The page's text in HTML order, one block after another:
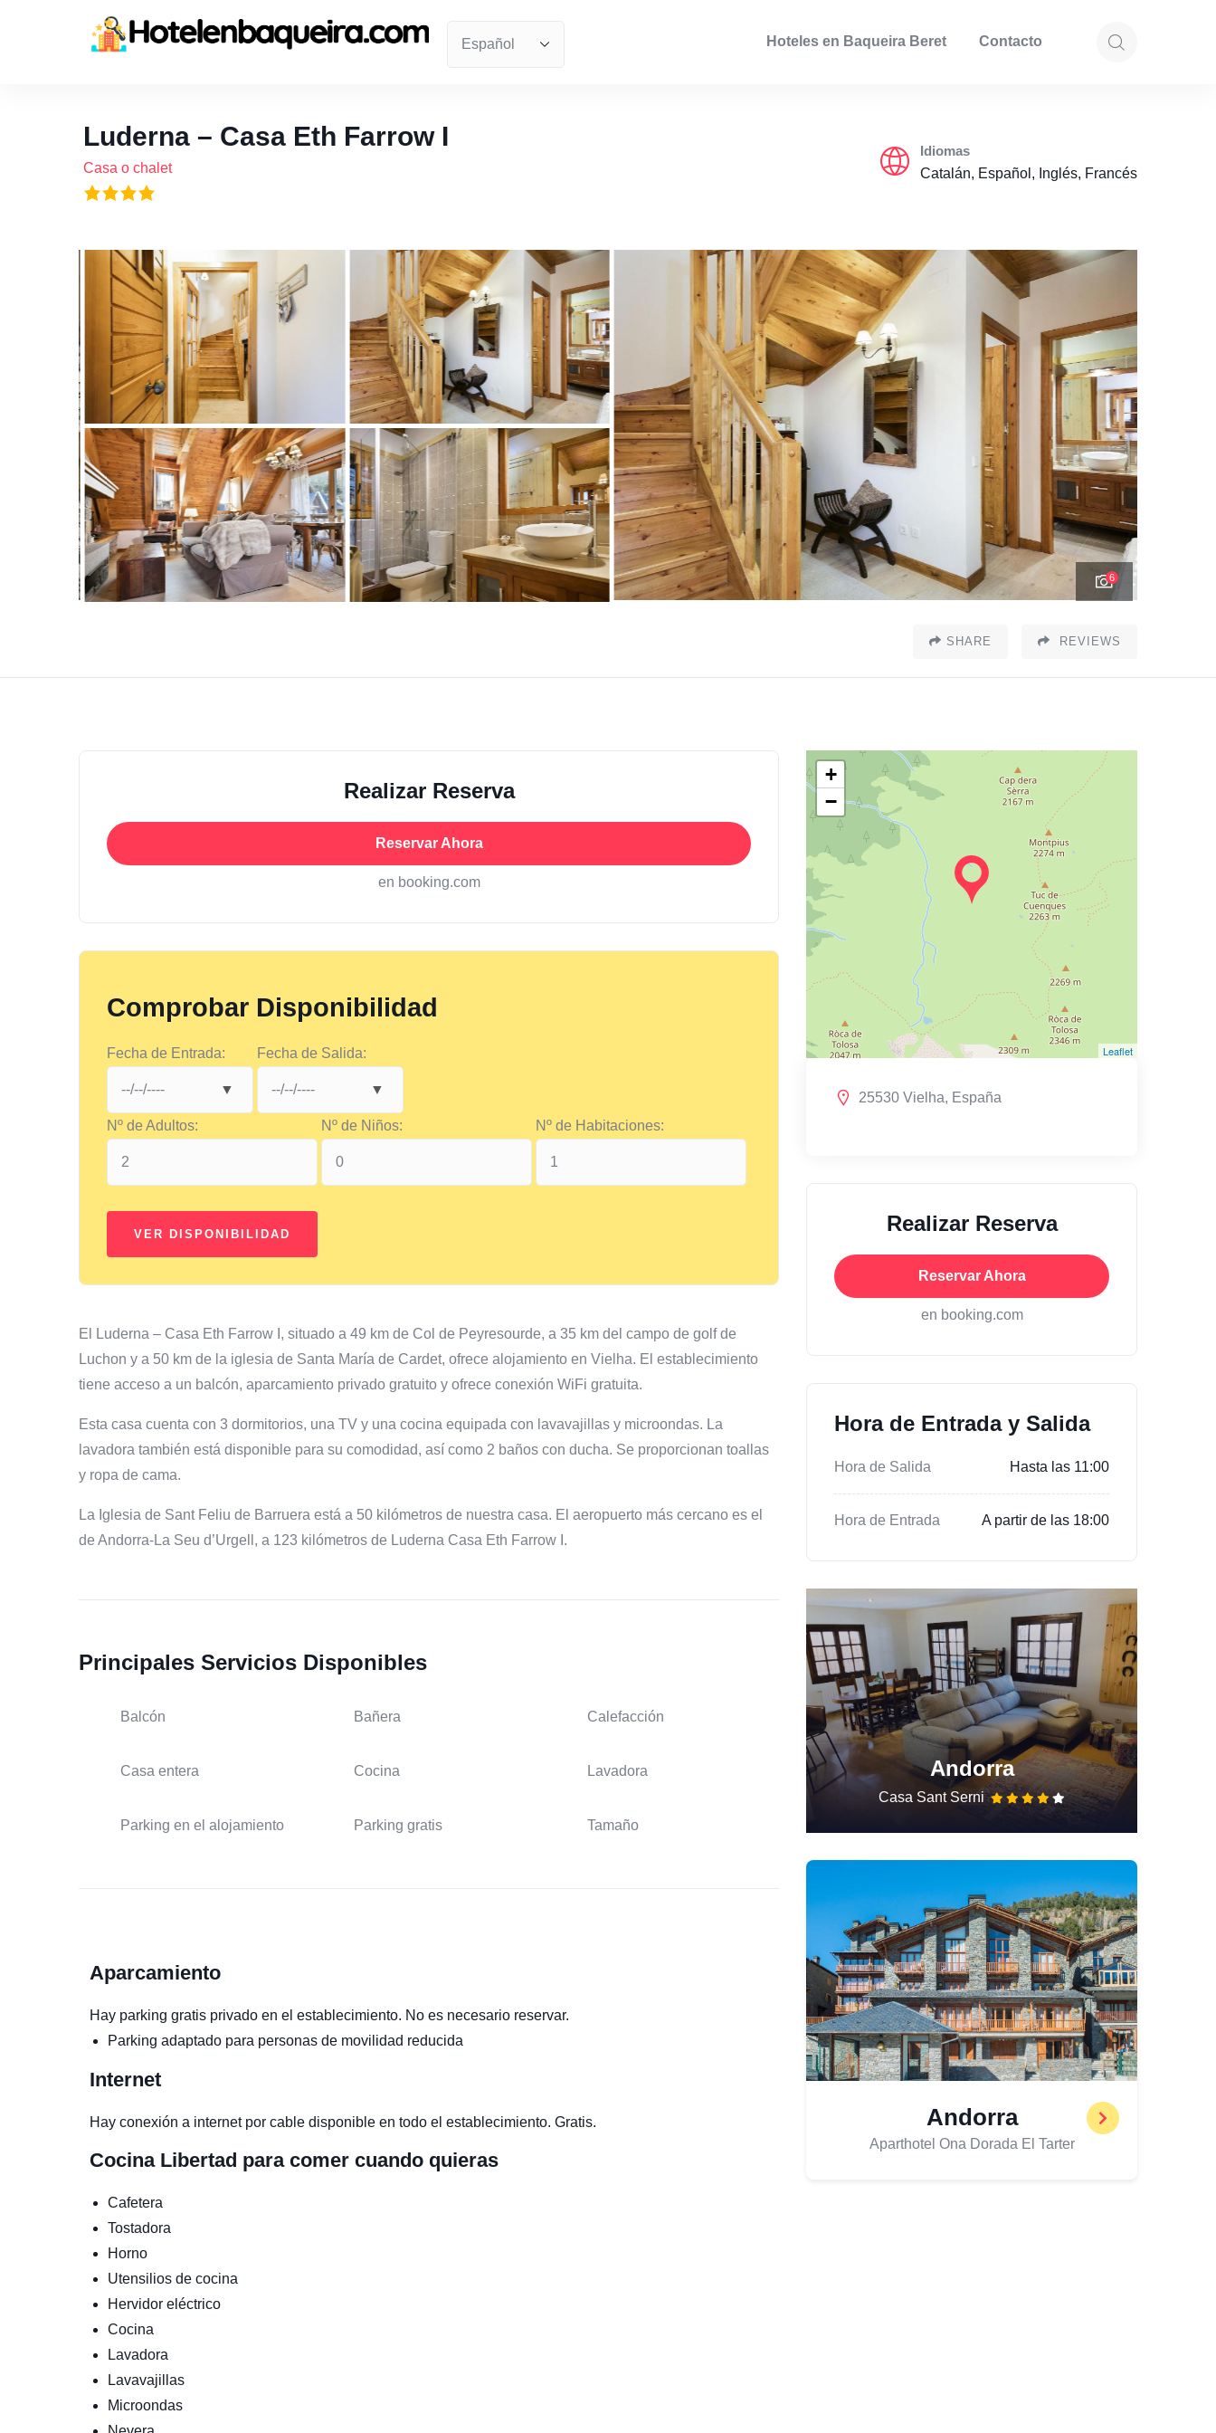
Hoteles en Baqueira Beret Contacto
Luderna – Casa Eth Farrow I
Casa o chalet
Idiomas
Catalán, Español, Inglés, Francés
6
SHARE REVIEWS
Realizar Reserva
Reservar Ahora
en booking.com
Comprobar Disponibilidad
Fecha de Entrada: Fecha de Salida:
Nº de Adultos: Nº de Niños: Nº de Habitaciones:
El Luderna – Casa Eth Farrow I, situado a 49 km de Col de Peyresourde, a 35 km del campo de golf de
Luchon y a 50 km de la iglesia de Santa María de Cardet, ofrece alojamiento en Vielha. El establecimiento
tiene acceso a un balcón, aparcamiento privado gratuito y ofrece conexión WiFi gratuita.
Esta casa cuenta con 3 dormitorios, una TV y una cocina equipada con lavavajillas y microondas. La
lavadora también está disponible para su comodidad, así como 2 baños con ducha. Se proporcionan toallas
y ropa de cama.
La Iglesia de Sant Feliu de Barruera está a 50 kilómetros de nuestra casa. El aeropuerto más cercano es el
de Andorra-La Seu d’Urgell, a 123 kilómetros de Luderna Casa Eth Farrow I.
Principales Servicios Disponibles
Balcón Bañera Calefacción
Casa entera Cocina Lavadora
Parking en el alojamiento Parking gratis Tamaño
Aparcamiento
Hay parking gratis privado en el establecimiento. No es necesario reservar.
Parking adaptado para personas de movilidad reducida
Internet
Hay conexión a internet por cable disponible en todo el establecimiento. Gratis.
Cocina Libertad para comer cuando quieras
Cafetera
Tostadora
Horno
Utensilios de cocina
Hervidor eléctrico
Cocina
Lavadora
Lavavajillas
Microondas
+
−
Leaflet
25530 Vielha, España
Realizar Reserva
Reservar Ahora
en booking.com
Hora de Entrada y Salida
Hora de Salida Hasta las 11:00
Hora de Entrada A partir de las 18:00
Andorra
Casa Sant Serni
Andorra
Aparthotel Ona Dorada El Tarter